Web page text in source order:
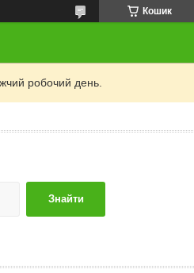
Кошик
робочий день.
Знайти